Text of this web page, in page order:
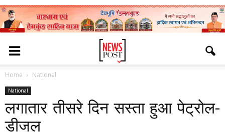
Home National
National
लगातार तीसरे दिन सस्‍ता हुआ पेट्रोल-
डीजल